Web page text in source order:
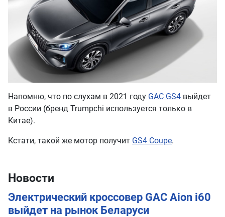
Напомню, что по слухам в 2021 году GAC GS4 выйдет
в России (бренд Trumpchi используется только в
Китае).
Кстати, такой же мотор получит GS4 Coupe.
Новости
Электрический кроссовер GAC Aion i60
выйдет на рынок Беларуси